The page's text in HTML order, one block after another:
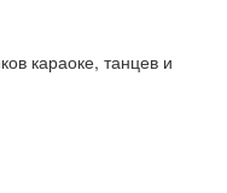
караоке, танцев и